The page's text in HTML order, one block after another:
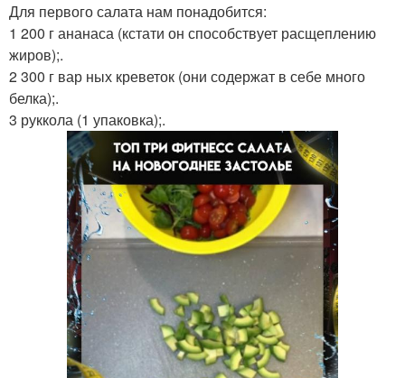
Для первого салата нам понадобится:
1 200 г ананаса (кстати он способствует расщеплению
жиров);.
2 300 г вар ных креветок (они содержат в себе много
белка);.
3 руккола (1 упаковка);.